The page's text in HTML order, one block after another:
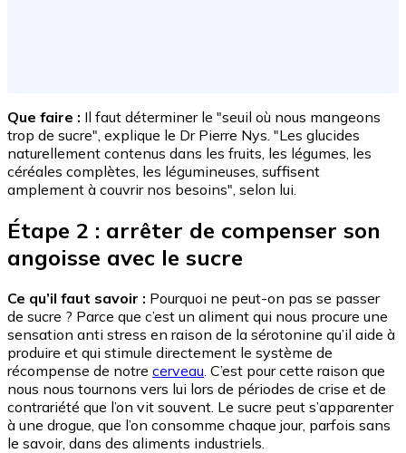
Que faire : Il faut déterminer le "seuil où nous mangeons
trop de sucre", explique le Dr Pierre Nys. "Les glucides
naturellement contenus dans les fruits, les légumes, les
céréales complètes, les légumineuses, suffisent
amplement à couvrir nos besoins", selon lui.
Étape 2 : arrêter de compenser son
angoisse avec le sucre
Ce qu’il faut savoir : Pourquoi ne peut-on pas se passer
de sucre ? Parce que c’est un aliment qui nous procure une
sensation anti stress en raison de la sérotonine qu’il aide à
produire et qui stimule directement le système de
récompense de notre cerveau . C’est pour cette raison que
nous nous tournons vers lui lors de périodes de crise et de
contrariété que l’on vit souvent. Le sucre peut s’apparenter
à une drogue, que l’on consomme chaque jour, parfois sans
le savoir, dans des aliments industriels.